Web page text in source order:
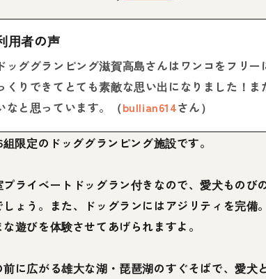
用者の声
ッググランピング滋賀高島さんはワンコをフリー
くりできてとても素敵な思い出になりました！ま
なと思っています。（bullian614さん）
組限定のドッググランピング施設です。
プライベートドッグラン付きなので、愛犬ものび
しょう。また、ドッグランにはアジリティを完備
遊びを体験させてあげられますよ。
前に広がる雄大な湖・琵琶湖のすぐそばで、愛犬